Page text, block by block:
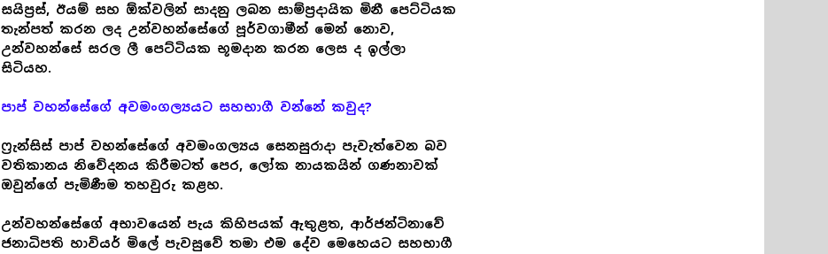
සයිප්‍රස්, ඊයම් සහ ඕක්වලින් සාදනු ලබන සාම්ප්‍රදායික මිනී පෙට්ටියක
තැන්පත් කරන ලද උන්වහන්සේගේ පූර්වගාමීන් මෙන් නොව,
උන්වහන්සේ සරල ලී පෙට්ටියක භූමදාන කරන ලෙස ද ඉල්ලා
සිටියහ.
පාප් වහන්සේගේ අවමංගල්‍යයට සහභාගී වන්නේ කවුද?
ෆ්‍රැන්සිස් පාප් වහන්සේගේ අවමංගල්‍යය සෙනසුරාදා පැවැත්වෙන බව
වතිකානය නිවේදනය කිරීමටත් පෙර, ලෝක නායකයින් ගණනාවක්
ඔවුන්ගේ පැමිණීම තහවුරු කළහ.
උන්වහන්සේගේ අභාවයෙන් පැය කිහිපයක් ඇතුළත, ආර්ජන්ටිනාවේ
ජනාධිපති හාවියර් මිලේ පැවසුවේ තමා එම දේව මෙහෙයට සහභාගී